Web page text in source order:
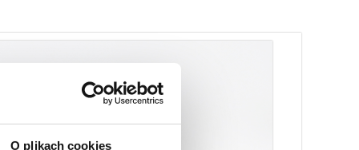
O plikach cookies